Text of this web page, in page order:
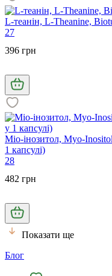
L-теанін, L-Theanine,
27
396 грн
Міо-інозитол, Myo-
1 капсулі)
28
482 грн
Показати ще
Блог